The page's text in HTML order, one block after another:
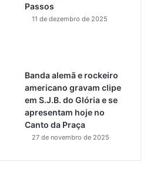
Passos
11 de dezembro de 2025
Banda alemã e rockeiro
americano gravam clipe
em S.J.B. do Glória e se
apresentam hoje no
Canto da Praça
27 de novembro de 2025